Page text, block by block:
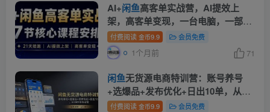
AI+闲鱼高客单实战营，AI提效上
架，高客单变现，一台电脑，一部手
机，零囤货，15天卖了14W+
付费阅读 金币9.9 会员免费
1个月前 71
闲鱼无货源电商特训营：账号养号
+选爆品+发布优化+日出10单，从0
到1系统运营
付费阅读 金币9.9 会员免费